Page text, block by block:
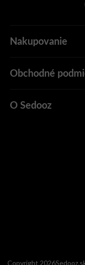
Nakupovanie
Obchodné
O Sedooz
Copyright